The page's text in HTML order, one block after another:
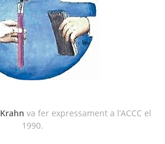
Krahn va fer expressament a l’ACCC el
1990.